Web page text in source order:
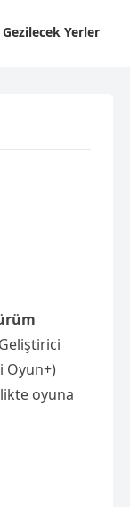
Gezilecek Yerler
Oyun+)
oyuna